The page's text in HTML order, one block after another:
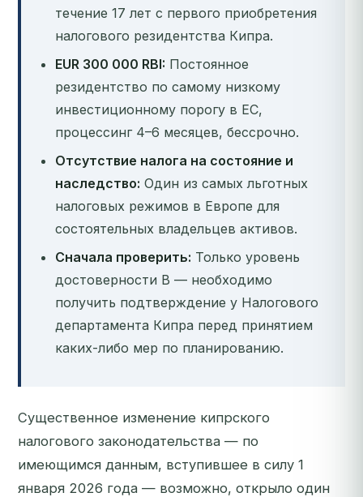
течение 17 лет с первого приобретения
налогового резидентства Кипра.
EUR 300 000 RBI: Постоянное
резидентство по самому низкому
инвестиционному порогу в ЕС,
процессинг 4–6 месяцев, бессрочно.
Отсутствие налога на состояние и
наследство: Один из самых льготных
налоговых режимов в Европе для
состоятельных владельцев активов.
Сначала проверить: Только уровень
достоверности B — необходимо
получить подтверждение у Налогового
департамента Кипра перед принятием
каких-либо мер по планированию.
Существенное изменение кипрского
налогового законодательства — по
имеющимся данным, вступившее в силу 1
января 2026 года — возможно, открыло один